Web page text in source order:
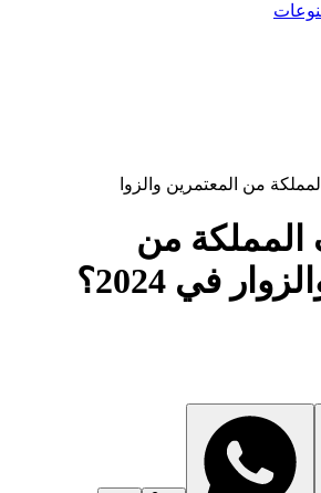
من المعتمرين والزوا
من
في 2024؟